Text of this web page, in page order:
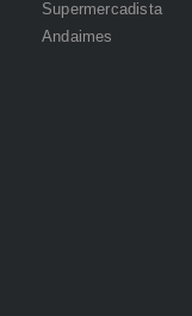
Supermercadista
Andaimes